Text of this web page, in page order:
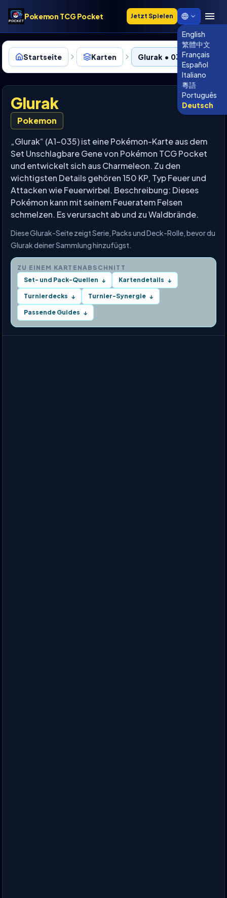
Pokemon TCG Pocket Jetzt Spielen
English
繁體中文
Français
Español
Italiano
粵語
Português
Deutsch
Startseite Karten Glurak • 035
Glurak
Pokemon
„Glurak“ (A1-035) ist eine Pokémon-Karte aus dem
Set Unschlagbare Gene von Pokémon TCG Pocket
und entwickelt sich aus Charmeleon. Zu den
wichtigsten Details gehören 150 KP, Typ Feuer und
Attacken wie Feuerwirbel. Beschreibung: Dieses
Pokémon kann mit seinem Feueratem Felsen
schmelzen. Es verursacht ab und zu Waldbrände.
Diese Glurak-Seite zeigt Serie, Packs und Deck-Rolle, bevor du
Glurak deiner Sammlung hinzufügst.
ZU EINEM KARTENABSCHNITT
Set- und Pack-Quellen ↓ Kartendetails ↓
Turnierdecks ↓ Turnier-Synergie ↓
Passende Guides ↓